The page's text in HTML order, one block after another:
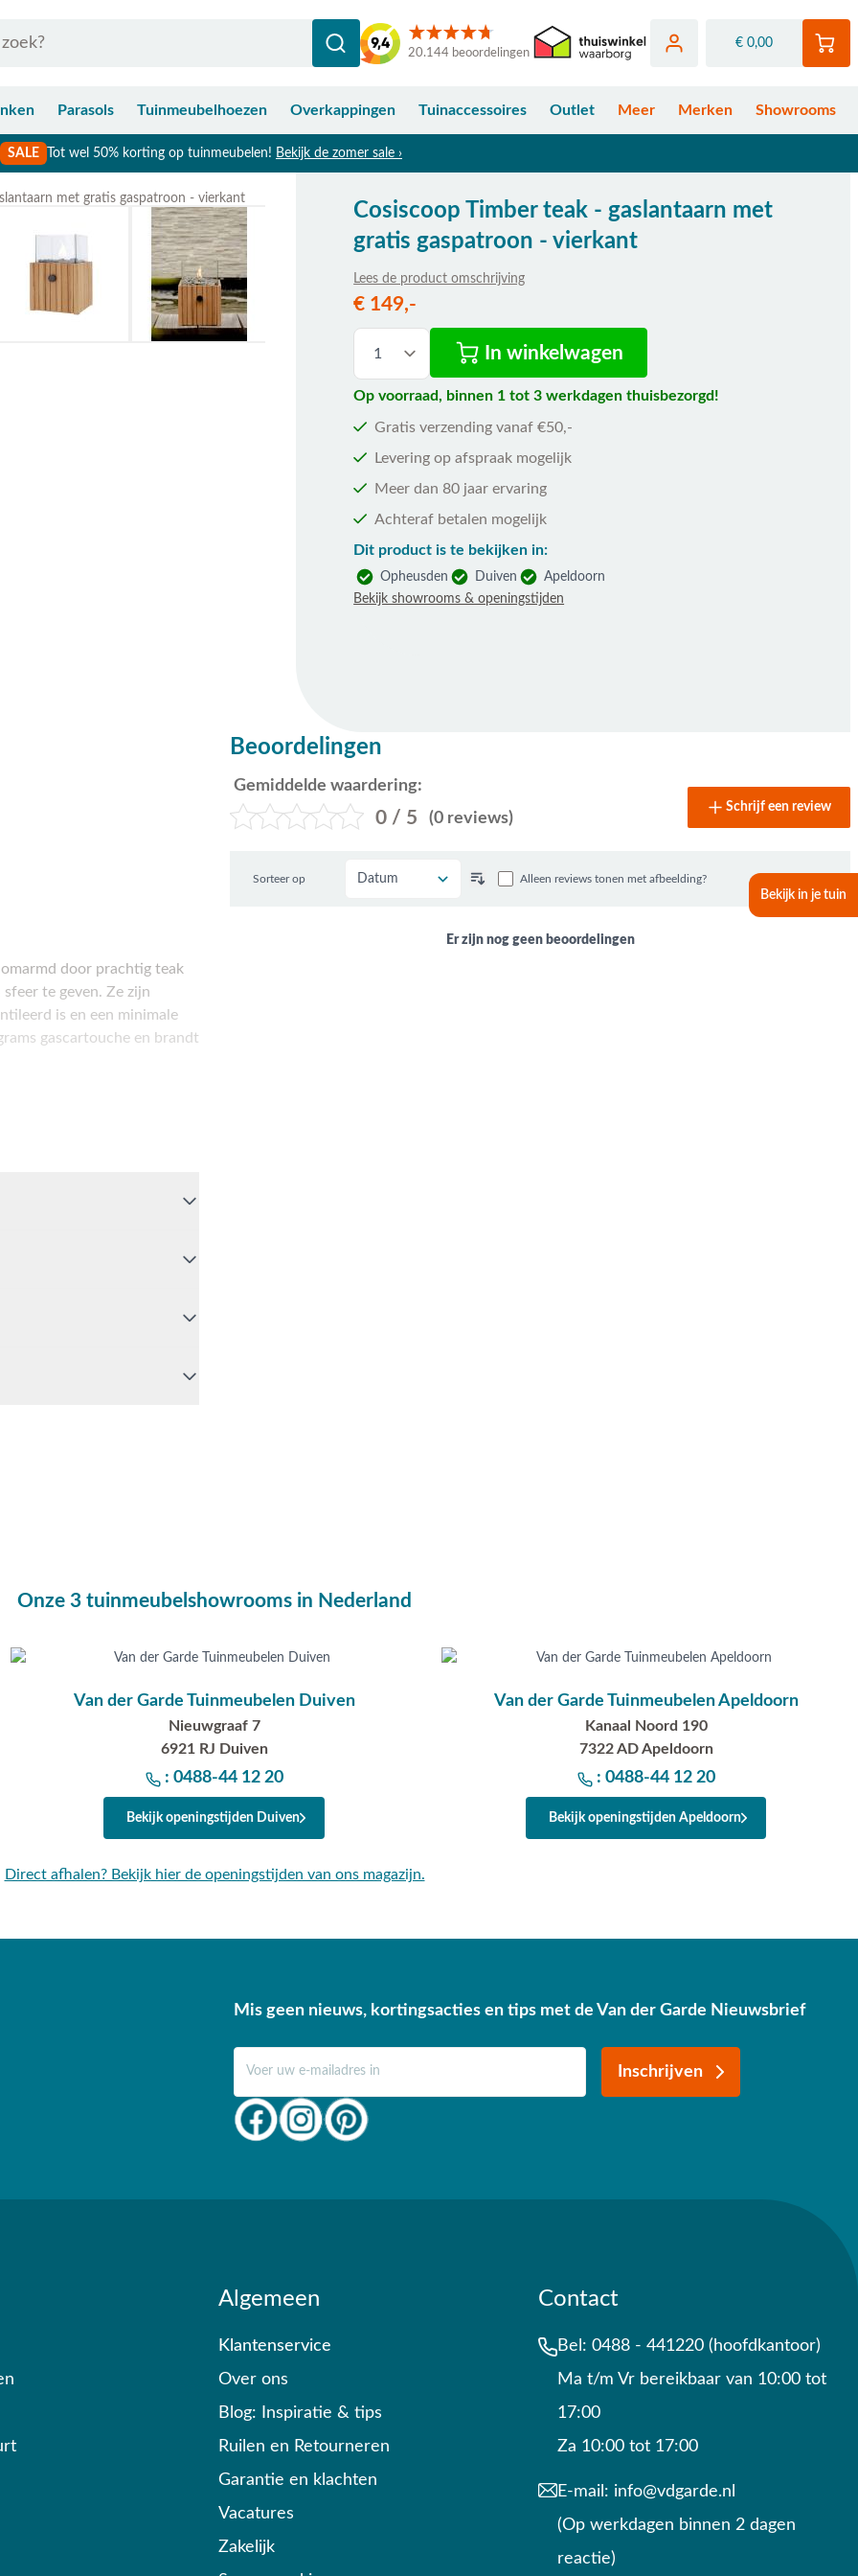
20.144 beoordelingen
€ 0,00
Parasols Tuinmeubelhoezen Overkappingen Tuinaccessoires Outlet Meer Merken Showrooms
SALE Tot wel 50% korting op tuinmeubelen! Bekijk de zomer sale ›
Bekijk in je tuin
met gratis gaspatroon - vierkant
Bekijk afmetingen
Cosiscoop Timber teak - gaslantaarn met
gratis gaspatroon - vierkant
Lees de product omschrijving
De prijs is afhankelijk van de gekozen opties
€ 149,-
In winkelwagen
Op voorraad, binnen 1 tot 3 werkdagen thuisbezorgd!
Gratis verzending vanaf €50,-
Levering op afspraak mogelijk
Meer dan 80 jaar ervaring
Achteraf betalen mogelijk
Dit product is te bekijken in:
Opheusden Duiven
Apeldoorn
Bekijk showrooms & openingstijden
door prachtig teak
te geven. Ze zijn
is en een minimale
gascartouche en brandt
de bedieningsknop.
met behulp van een lange
Mocht de Cosiscoop
dan gaat het gas-stop-
advies op maat.
Beoordelingen
Gemiddelde waardering:
0 / 5 (0 reviews)
Schrijf een review
Alleen reviews tonen met afbeelding?
Sorteer op
Er zijn nog geen beoordelingen
Onze 3 tuinmeubelshowrooms in Nederland
Van der Garde Tuinmeubelen Duiven
Nieuwgraaf 7
6921 RJ Duiven
: 0488-44 12 20
Bekijk openingstijden Duiven
Van der Garde Tuinmeubelen Apeldoorn
Kanaal Noord 190
7322 AD Apeldoorn
: 0488-44 12 20
Bekijk openingstijden Apeldoorn
Direct afhalen? Bekijk hier de openingstijden van ons magazijn.
Mis geen nieuws, kortingsacties en tips met de Van der Garde Nieuwsbrief
Inschrijven
Algemeen
Klantenservice
Over ons
Blog: Inspiratie & tips
Ruilen en Retourneren
Garantie en klachten
Vacatures
Zakelijk
Contact
Bel: 0488 - 441220 (hoofdkantoor)
Ma t/m Vr bereikbaar van 10:00 tot
17:00
Za 10:00 tot 17:00
E-mail: info@vdgarde.nl
(Op werkdagen binnen 2 dagen
reactie)